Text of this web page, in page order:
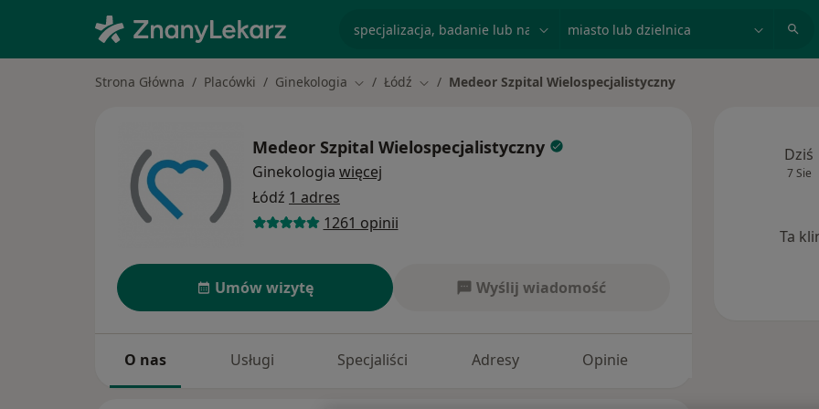
Strona Główna Placówki Ginekologia Zmień miasto
Łódź Zmień miasto
Medeor Szpital Wielospecjalistyczny
Medeor Szpital Wielospecjalistyczny
Ginekologia więcej
Łódź 1 adres
1261 opinii
Umów wizytę Wyślij wiadomość
O nas Usługi Specjaliści Adresy Opinie
Dziś
7 Sie
Ta